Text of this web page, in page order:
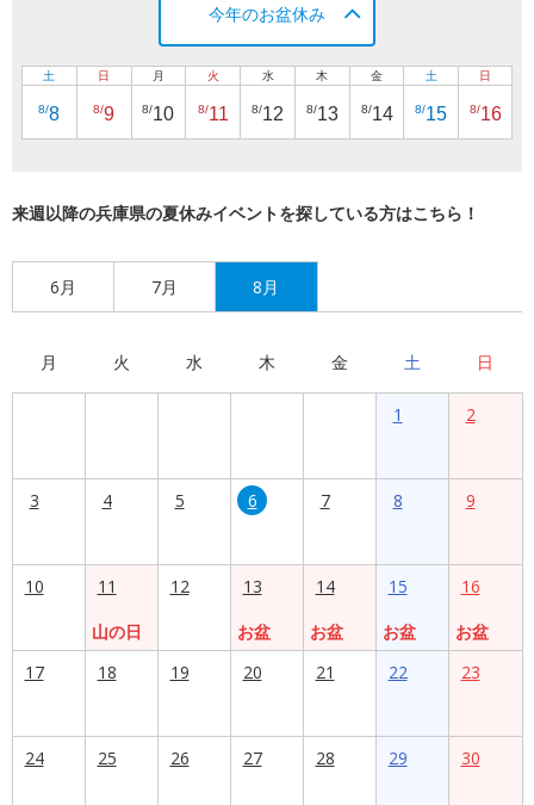
今年のお盆休み
土
8/8
日
8/9
月
8/10
火
8/11
水
8/12
木
8/13
金
8/14
土
8/15
日
8/16
来週以降の兵庫県の夏休みイベントを探している方はこちら！
6月 7月 8月
月 火 水 木 金 土 日
1 2
3 4 5 6 7 8 9
10
11
山の日
12
13
お盆
14
お盆
15
お盆
16
お盆
17
18 19 20 21 22 23
24 25 26 27 28 29 30